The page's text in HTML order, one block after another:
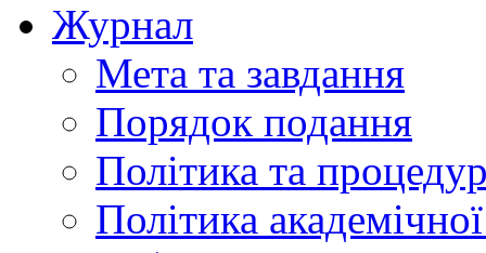
Журнал
Мета та завдання
Порядок подання
Політика та
Політика